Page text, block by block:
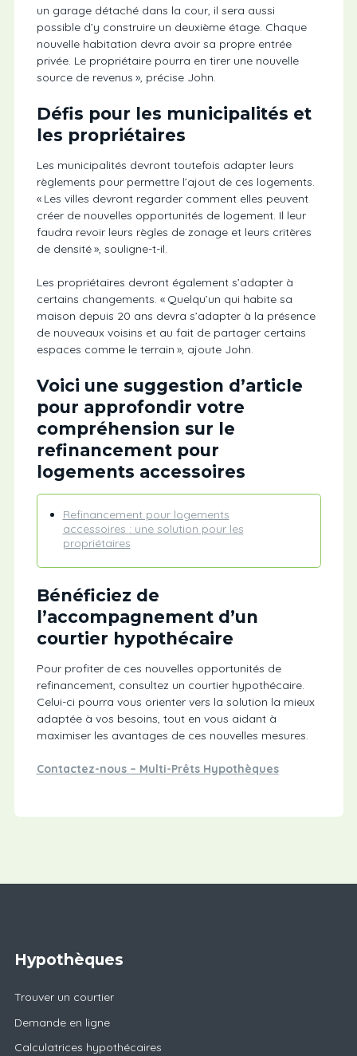
un garage détaché dans la cour, il sera aussi
possible d’y construire un deuxième étage. Chaque
nouvelle habitation devra avoir sa propre entrée
privée. Le propriétaire pourra en tirer une nouvelle
source de revenus », précise John.
Défis pour les municipalités et
les propriétaires
Les municipalités devront toutefois adapter leurs
règlements pour permettre l’ajout de ces logements.
« Les villes devront regarder comment elles peuvent
créer de nouvelles opportunités de logement. Il leur
faudra revoir leurs règles de zonage et leurs critères
de densité », souligne-t-il.
Les propriétaires devront également s’adapter à
certains changements. « Quelqu’un qui habite sa
maison depuis 20 ans devra s’adapter à la présence
de nouveaux voisins et au fait de partager certains
espaces comme le terrain », ajoute John.
Voici une suggestion d’article
pour approfondir votre
compréhension sur le
refinancement pour
logements accessoires
Refinancement pour logements
accessoires : une solution pour les
propriétaires
Bénéficiez de
l’accompagnement d’un
courtier hypothécaire
Pour profiter de ces nouvelles opportunités de
refinancement, consultez un courtier hypothécaire.
Celui-ci pourra vous orienter vers la solution la mieux
adaptée à vos besoins, tout en vous aidant à
maximiser les avantages de ces nouvelles mesures.
Contactez-nous – Multi-Prêts Hypothèques
Hypothèques
Trouver un courtier
Demande en ligne
Calculatrices hypothécaires